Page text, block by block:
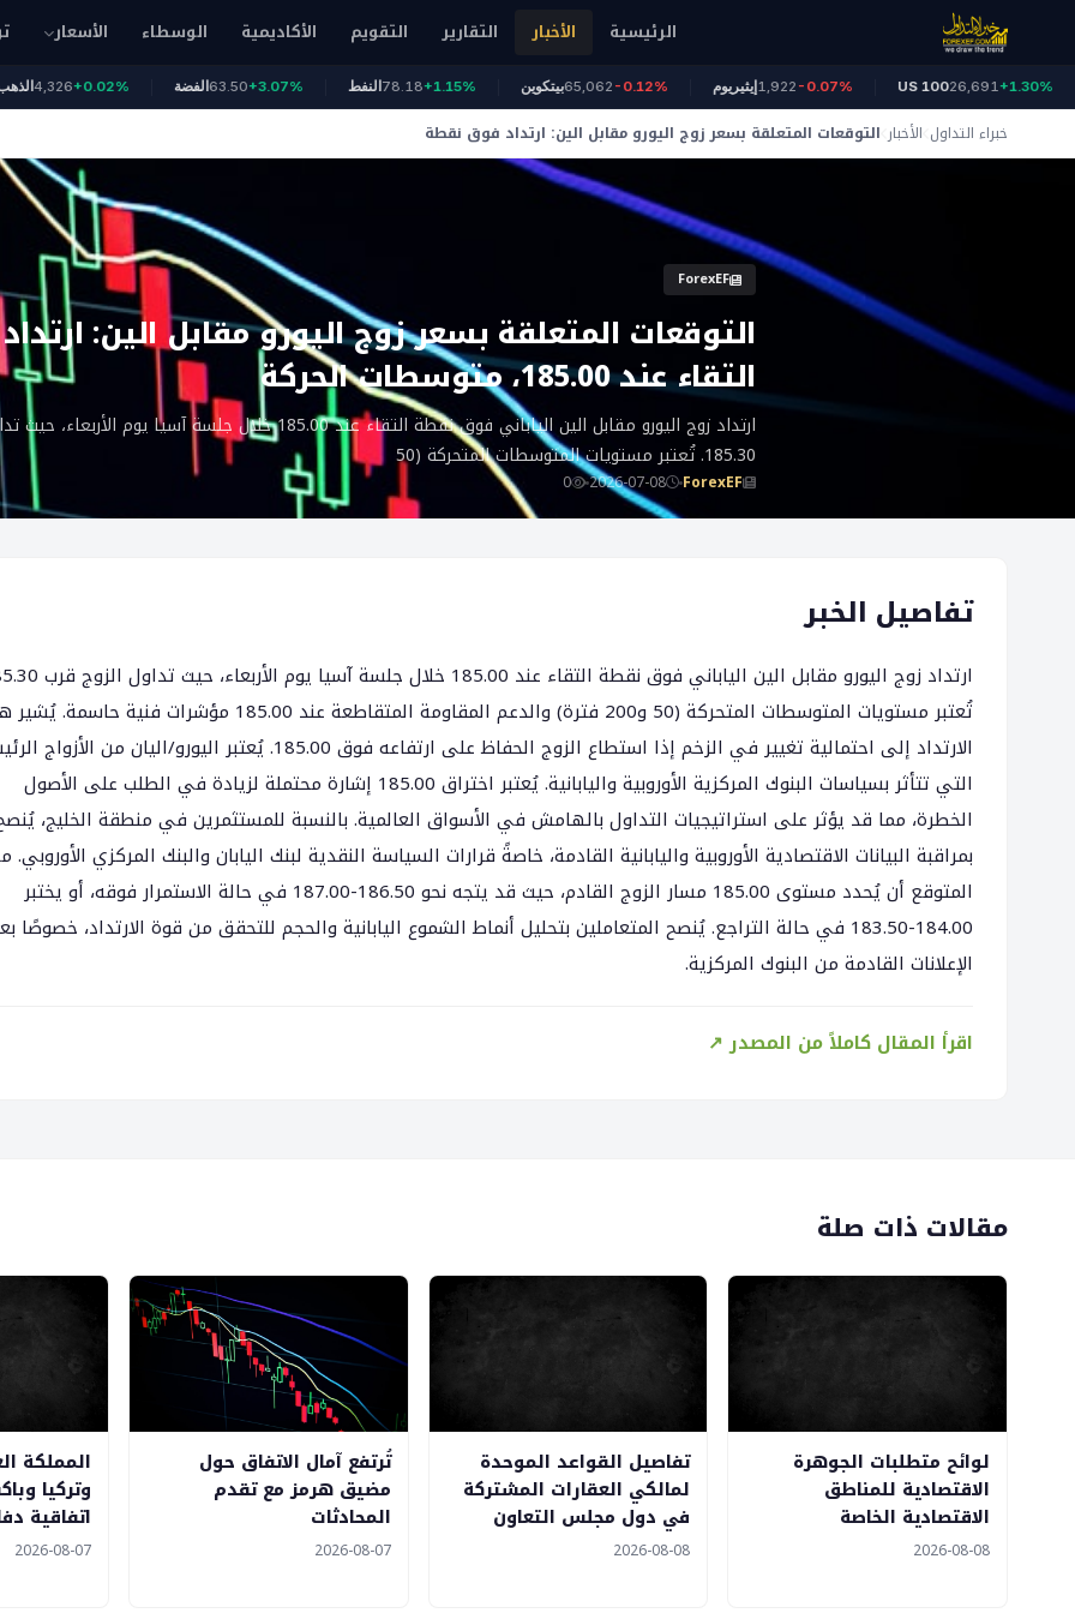
الرئيسية الأخبار التقارير التقويم الأكاديمية الوسطاء الأسعار
4,326+0.02% الفضة63.50+3.07% النفط78.18+1.15% بيتكوين65,062-0.12% إيثيريوم1,922-0.07% US 100 26,691+1.30%
خبراء التداول الأخبار التوقعات المتعلقة بسعر زوج اليورو مقابل الين: ارتداد فوق نقطة
التقاء عند 185.00، متوسطات الحركة
ForexEF
التوقعات المتعلقة بسعر زوج اليورو مقابل الين:
التقاء عند 185.00، متوسطات الحركة
ارتداد زوج اليورو مقابل الين الياباني فوق نقطة التقاء عند 185.00 خلال جلسة آسيا
185.30. تُعتبر مستويات المتوسطات المتحركة (50
ForexEF
2026-07-08
0
تفاصيل الخبر
تُعتبر مستويات المتوسطات المتحركة (50 و200 فترة) والدعم المقاومة المتقاطعة عند 185.00 مؤشرات فنية
الارتداد إلى احتمالية تغيير في الزخم إذا استطاع الزوج الحفاظ على ارتفاعه فوق 185.00. يُعتبر اليورو/اليان من
التي تتأثر بسياسات البنوك المركزية الأوروبية واليابانية. يُعتبر اختراق 185.00 إشارة محتملة لزيادة في الطلب على الأصول
الخطرة، مما قد يؤثر على استراتيجيات التداول بالهامش في الأسواق العالمية. بالنسبة للمستثمرين في منطقة الخليج،
بمراقبة البيانات الاقتصادية الأوروبية واليابانية القادمة، خاصةً قرارات السياسة النقدية لبنك اليابان والبنك المركزي الأوروبي.
المتوقع أن يُحدد مستوى 185.00 مسار الزوج القادم، حيث قد يتجه نحو 186.50-187.00 في حالة الاستمرار فوقه، أو يختبر
184.00-183.50 في حالة التراجع. يُنصح المتعاملين بتحليل أنماط الشموع اليابانية والحجم للتحقق من قوة الارتداد، خصوصًا
الإعلانات القادمة من البنوك المركزية.
اقرأ المقال كاملاً من المصدر ↗
مقالات ذات صلة
لوائح متطلبات الجوهرة
الاقتصادية للمناطق
الاقتصادية الخاصة
2026-08-08
تفاصيل القواعد الموحدة
لمالكي العقارات المشتركة
في دول مجلس التعاون
2026-08-08
تُرتفع آمال الاتفاق حول
مضيق هرمز مع تقدم
المحادثات
2026-08-07
المملكة
وتركيا
اتفاقية
2026-08-07